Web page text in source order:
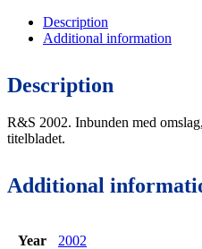
Description
Additional information
Description
R&S 2002. Inbunden med
titelbladet.
Additional
Year 2002